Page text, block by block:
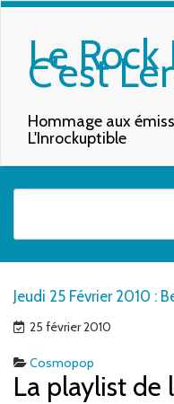
Le Rock
C'est
Hommage aux
L'Inrockuptible
Jeudi 25 Février 2010 :
25 février 2010
Cosmopop
La playlist de